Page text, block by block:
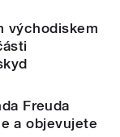
východiskem
Freuda
a objevujete